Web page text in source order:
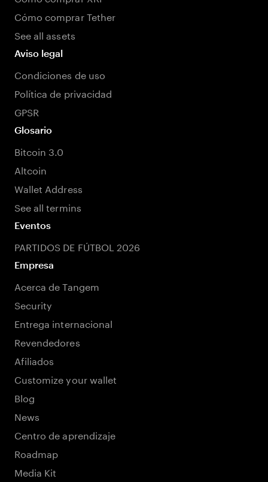
Cómo comprar Tether
See all assets
Aviso legal
Condiciones de uso
Política de privacidad
GPSR
Glosario
Bitcoin 3.0
Altcoin
Wallet Address
See all termins
Eventos
PARTIDOS DE FÚTBOL 2026
Empresa
Acerca de Tangem
Security
Entrega internacional
Revendedores
Afiliados
Customize your wallet
Blog
News
Centro de aprendizaje
Roadmap
Media Kit